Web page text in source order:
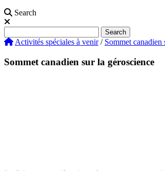
Search
Search
Activités spéciales à venir/ Sommet canadien
Sommet canadien sur la géroscience